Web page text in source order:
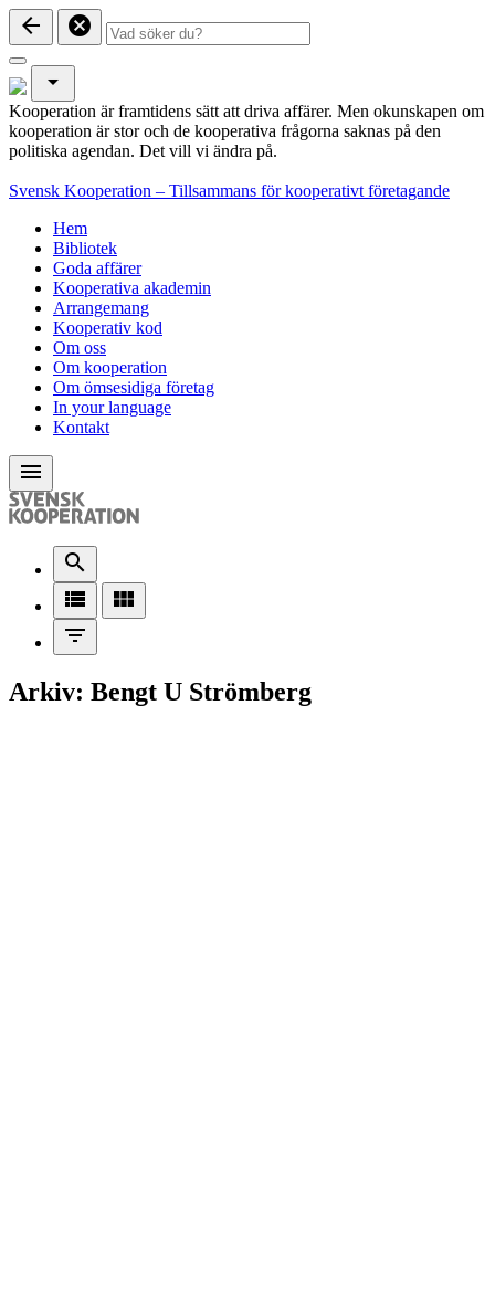
arrow_back cancel
arrow_drop_down
Kooperation är framtidens sätt att driva affärer. Men okunskapen om
kooperation är stor och de kooperativa frågorna saknas på den
politiska agendan. Det vill vi ändra på.
Svensk Kooperation – Tillsammans för kooperativt företagande
Hem
Bibliotek
Goda affärer
Kooperativa akademin
Arrangemang
Kooperativ kod
Om oss
Om kooperation
Om ömsesidiga företag
In your language
Kontakt
menu
search
view_list
view_module
filter_list
Arkiv: Bengt U Strömberg